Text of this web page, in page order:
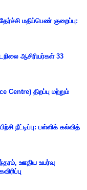
மதிப்பெண் குறைப்பு:
ஆசிரியர்கள் 33
Centre) திறப்பு மற்றும்
நீட்டிப்பு: பள்ளிக் கல்வித்
ஊதிய உயர்வு